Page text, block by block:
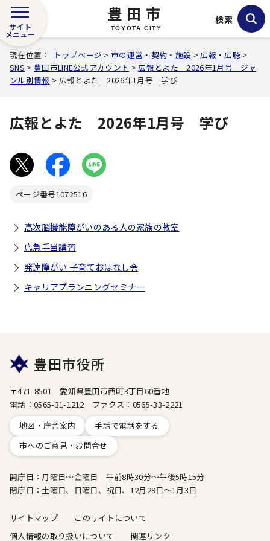
豊田市
TOYOTA CITY
サイト
メニュー
検索
現在位置： トップページ >市の運営・契約・施設 >広報・広聴 >
SNS > 豊田市LINE公式アカウント >広報とよた 2026年1月号 ジャ
ンル別情報 > 広報とよた 2026年1月号 学び
広報とよた 2026年1月号 学び
ページ番号1072516
高次脳機能障がいのある人の家族の教室
応急手当講習
発達障がい 子育ておはなし会
キャリアプランニングセミナー
豊田市役所
〒471-8501 愛知県豊田市西町3丁目60番地
電話：0565-31-1212 ファクス：0565-33-2221
地図・庁舎案内
手話で電話をする
市へのご意見・お問合せ
開庁日：月曜日～金曜日 午前8時30分～午後5時15分
閉庁日：土曜日、日曜日、祝日、12月29日～1月3日
サイトマップ
このサイトについて
個人情報の取り扱いについて
関連リンク